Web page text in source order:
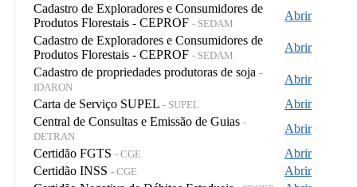
Cadastro de Exploradores e Consumidores de
Produtos Florestais - CEPROF - SEDAM
Abrir
Cadastro de Exploradores e Consumidores de
Produtos Florestais - CEPROF - SEDAM
Abrir
Cadastro de propriedades produtoras de soja -
IDARON
Abrir
Carta de Serviço SUPEL - SUPEL
Abrir
Central de Consultas e Emissão de Guias -
DETRAN
Abrir
Certidão FGTS - CGE
Abrir
Certidão INSS - CGE
Abrir